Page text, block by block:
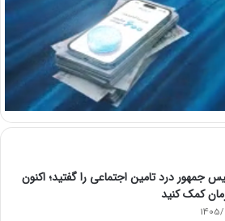
جمهور درد تامین اجتماعی را گفتید؛ اکنون
کمک کنید